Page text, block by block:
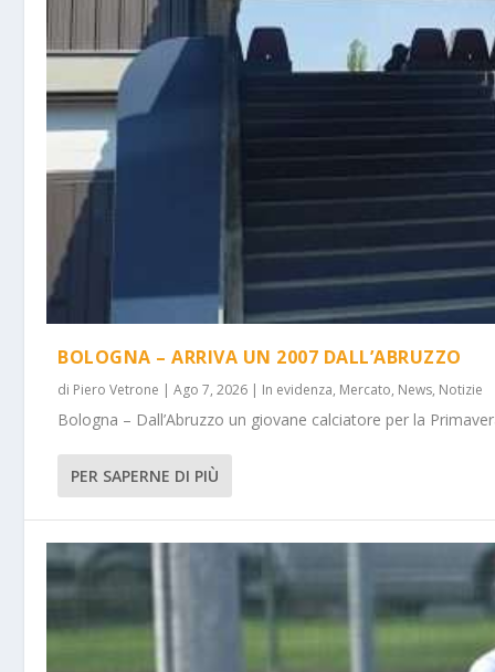
BOLOGNA – ARRIVA UN 2007 DALL’ABRUZZO
di Piero Vetrone |Ago 7, 2026 | In evidenza, Mercato, News, Notizie
Bologna – Dall’Abruzzo un giovane calciatore per la
PER SAPERNE DI PIÙ